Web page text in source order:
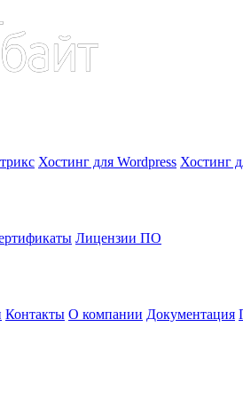
Хостинг для Wordpress Хостинг
Лицензии ПО
Контакты О компании Документация